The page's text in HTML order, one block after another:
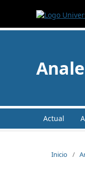
Actual
Inicio /